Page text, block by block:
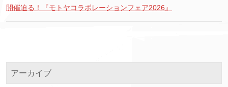
開催迫る！『モトヤコラボレーションフェア2026』
アーカイブ